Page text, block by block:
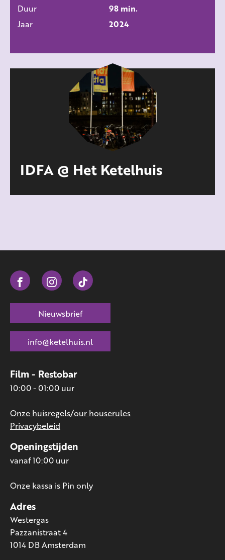
Duur
98 min.
Jaar
2024
IDFA @ Het Ketelhuis
Adres
Westergas
Pazzanistraat 4
1014 DB Amsterdam
Openingstijden
vanaf 10:00 uur
Onze kassa is Pin only
Film - Restobar
10:00 - 01:00 uur
Onze huisregels/our houserules
Privacybeleid
Nieuwsbrief
info@ketelhuis.nl